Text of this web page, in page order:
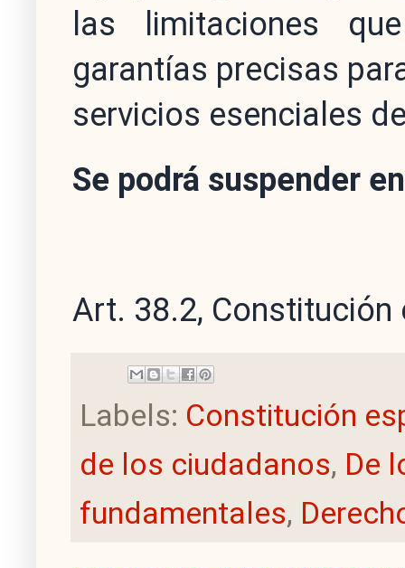
las limitaciones
garantías precisas
servicios esenciales
Se podrá suspender
Art. 38.2, Constitución
Labels: Constitución
de los ciudadanos, De
fundamentales,